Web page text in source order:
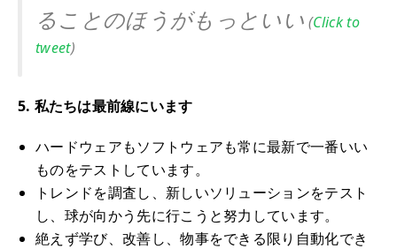
ることのほうがもっといい (Click to
tweet)
5. 私たちは最前線にいます
ハードウェアもソフトウェアも常に最新で一番いい
ものをテストしています。
トレンドを調査し、新しいソリューションをテスト
し、球が向かう先に行こうと努力しています。
絶えず学び、改善し、物事をできる限り自動化でき